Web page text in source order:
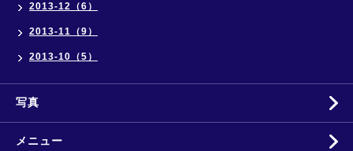
2013-12（6）
2013-11（9）
2013-10（5）
写真
メニュー